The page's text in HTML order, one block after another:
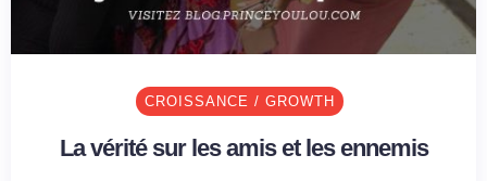
CROISSANCE / GROWTH
La vérité sur les amis et les ennemis